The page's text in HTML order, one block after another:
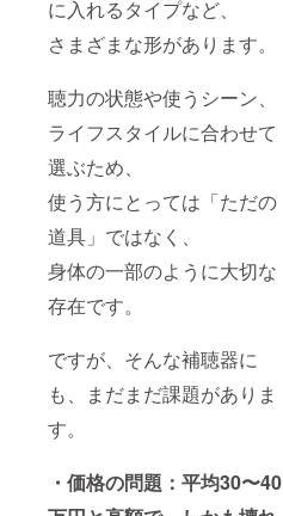
に入れるタイプなど、
さまざまな形があります。
聴力の状態や使うシーン、
ライフスタイルに合わせて
選ぶため、
使う方にとっては「ただの
道具」ではなく、
身体の一部のように大切な
存在です。
ですが、そんな補聴器に
も、まだまだ課題がありま
す。
・価格の問題：平均30〜40